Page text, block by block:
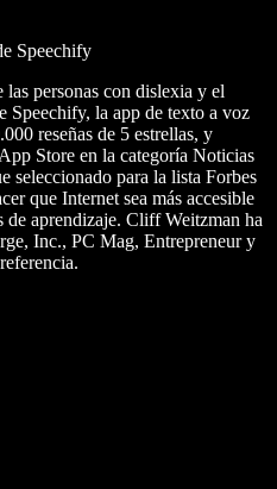
Speechify
personas con dislexia y el
Speechify, la app de texto a voz
reseñas de 5 estrellas, y
Store en la categoría Noticias
seleccionado para la lista Forbes
que Internet sea más accesible
de aprendizaje. Cliff Weitzman ha
Inc., PC Mag, Entrepreneur y